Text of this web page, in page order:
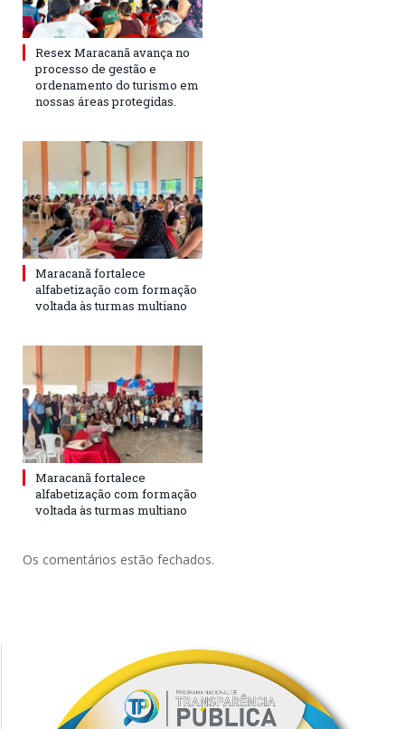
Resex Maracanã avança no
processo de gestão e
ordenamento do turismo em
nossas áreas protegidas.
Maracanã fortalece
alfabetização com formação
voltada às turmas multiano
Maracanã fortalece
alfabetização com formação
voltada às turmas multiano
Os comentários estão fechados.